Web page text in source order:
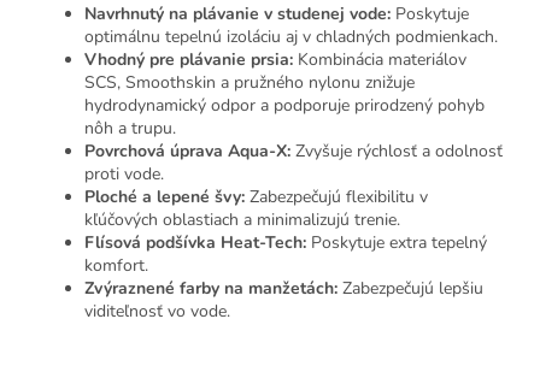
Navrhnutý na plávanie v studenej vode: Poskytuje
optimálnu tepelnú izoláciu aj v chladných podmienkach.
Vhodný pre plávanie prsia: Kombinácia materiálov
SCS, Smoothskin a pružného nylonu znižuje
hydrodynamický odpor a podporuje prirodzený pohyb
nôh a trupu.
Povrchová úprava Aqua-X: Zvyšuje rýchlosť a odolnosť
proti vode.
Ploché a lepené švy: Zabezpečujú flexibilitu v
kľúčových oblastiach a minimalizujú trenie.
Flísová podšívka Heat-Tech: Poskytuje extra tepelný
komfort.
Zvýraznené farby na manžetách: Zabezpečujú lepšiu
viditeľnosť vo vode.